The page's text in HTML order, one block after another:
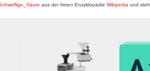
aus der freien Enzyklopädie Wikipedia und